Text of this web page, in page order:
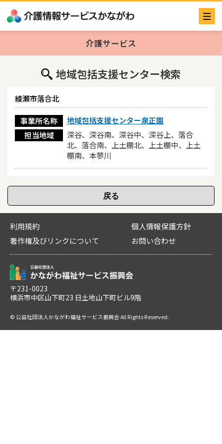
介護サービス
地域包括支援センター検索
綾瀬市落合北
事業所名称
地域包括支援センター泉正園
担当地域
深谷、深谷南、深谷中、深谷上、落合
北、落合南、上土棚北、上土棚中、上土
棚南、本蓼川
利用規約
個人情報保護方針
著作権及びリンクについて
お問い合わせ
〒231-0023
横浜市中区山下町23 日土地山下町ビル9階
© 公益社団法人かながわ福祉サービス振興会 All Rights Reserved.